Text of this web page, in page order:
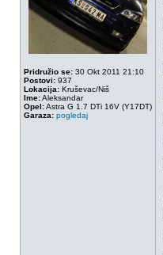
Pridružio se: 30 Okt 2011 21:10
Postovi: 937
Lokacija: Kruševac/Niš
Ime:Aleksandar
Opel:Astra G 1.7 DTi 16V (Y17DT)
Garaza: pogledaj